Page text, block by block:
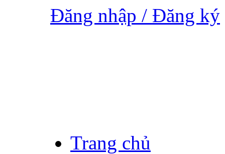
Đăng nhập / Đăng ký
Trang chủ